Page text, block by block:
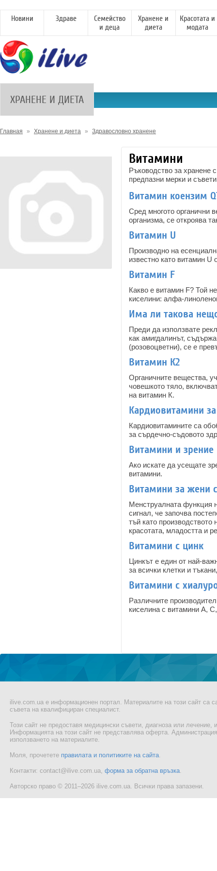
Новини Здраве
Семейство
и деца
Хранене и
диета
Красотата и
модата
ХРАНЕНЕ И ДИЕТА
Главная » Хранене и диета » Здравословно хранене
Витамини
Ръководство за хранене
предпазни мерки и
Витамин коензим
Сред многото органични
организма, се откроява
Витамин U
Производно на
известно като витамин U
Витамин F
Какво е витамин F? Той
киселини: алфа-
Има ли такова
Преди да използвате
как амигдалинът,
(розовоцветни), се е
Витамин К2
Органичните вещества,
човешкото тяло,
на витамин К.
Кардиовитамини
Кардиовитамините са
за сърдечно-съдовото
Витамини и зрение
Ако искате да усещате
витамини.
Витамини за жени
Менструалната функция
сигнал, че започва
тъй като
красотата, младостта и
Витамини с цинк
Цинкът е един от най-
за всички клетки и
Витамини с
Различните
киселина с витамини А,
ilive.com.ua е информационен портал. Материалите на този сайт са
съвета на квалифициран специалист.
Този сайт не предоставя медицински съвети, диагноза или лечение,
Информацията на този сайт не представлява оферта.
използването на материалите.
Моля, прочетете правилата и политиките на сайта
Контакти: contact@ilive.com.ua, форма за обратна връзка
Авторско право © 2011–2026 ilive.com.ua. Всички права запазени.